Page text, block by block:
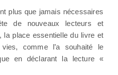
plus que jamais nécessaires
de nouveaux lecteurs et
la place essentielle du livre et
comme l’a souhaité le
en déclarant la lecture «